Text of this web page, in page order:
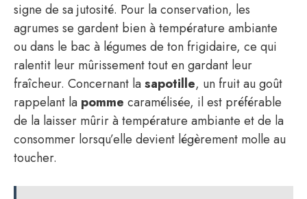
signe de sa jutosité. Pour la conservation, les
agrumes se gardent bien à température ambiante
ou dans le bac à légumes de ton frigidaire, ce qui
ralentit leur mûrissement tout en gardant leur
fraîcheur. Concernant lasapotille, un fruit au goût
rappelant la pomme caramélisée, il est préférable
de la laisser mûrir à température ambiante et de la
consommer lorsqu’elle devient légèrement molle au
toucher.